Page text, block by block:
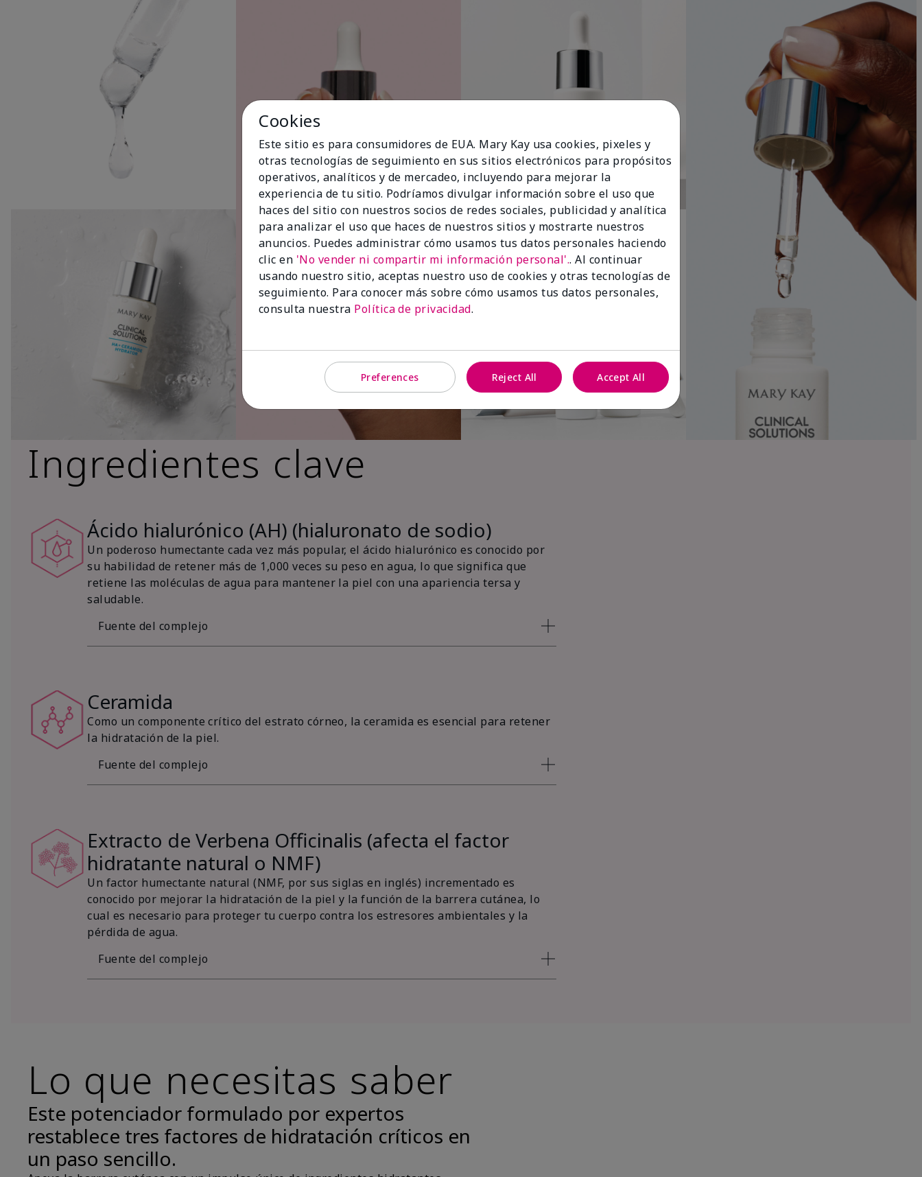
Ingredientes clave
Ácido hialurónico (AH) (hialuronato de sodio)
Un poderoso humectante cada vez más popular, el ácido hialurónico es conocido por
su habilidad de retener más de 1,000 veces su peso en agua, lo que significa que
retiene las moléculas de agua para mantener la piel con una apariencia tersa y
saludable.
Fuente del complejo
Ceramida
Como un componente crítico del estrato córneo, la ceramida es esencial para retener
la hidratación de la piel.
Fuente del complejo
Extracto de Verbena Officinalis (afecta el factor
hidratante natural o NMF)
Un factor humectante natural (NMF, por sus siglas en inglés) incrementado es
conocido por mejorar la hidratación de la piel y la función de la barrera cutánea, lo
cual es necesario para proteger tu cuerpo contra los estresores ambientales y la
pérdida de agua.
Fuente del complejo
Lo que necesitas saber
Este potenciador formulado por expertos
restablece tres factores de hidratación críticos en
un paso sencillo.
Cookies
Este sitio es para consumidores de EUA. Mary Kay usa cookies, pixeles y
otras tecnologías de seguimiento en sus sitios electrónicos para propósitos
operativos, analíticos y de mercadeo, incluyendo para mejorar la
experiencia de tu sitio. Podríamos divulgar información sobre el uso que
haces del sitio con nuestros socios de redes sociales, publicidad y analítica
para analizar el uso que haces de nuestros sitios y mostrarte nuestros
anuncios. Puedes administrar cómo usamos tus datos personales haciendo
clic en 'No vender ni compartir mi información personal'.. Al continuar
usando nuestro sitio, aceptas nuestro uso de cookies y otras tecnologías de
seguimiento. Para conocer más sobre cómo usamos tus datos personales,
consulta nuestra Política de privacidad.
Preferences Reject All Accept All